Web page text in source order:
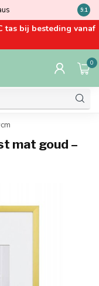
Kom
9.1
tas bij besteding vanaf
0
mat goud –